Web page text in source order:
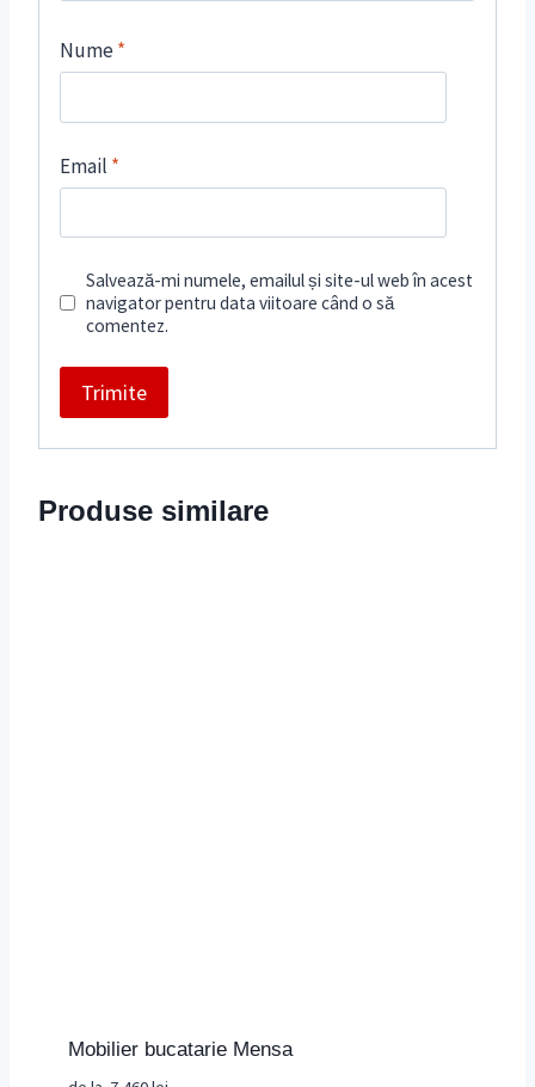
Nume*
Email *
Salvează-mi numele, emailul și site-ul web în acest
navigator pentru data viitoare când o să
comentez.
Produse similare
Mobilier bucatarie Mensa